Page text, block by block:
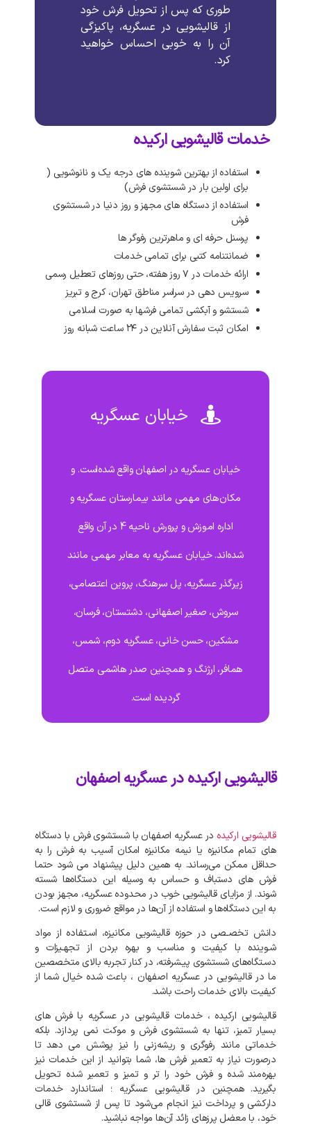
طوری که پس از تحویل فرش خود
از قالیشویی در عسگریه، پاکیزگی
آن را به خوبی احساس خواهید
کرد.
خدمات قالیشویی ارکیده
استفاده از بهترین شوینده های درجه یک و نانوشویی (
برای اولین بار در شستشوی فرش)
استفاده از دستگاه های مجهز و روز دنیا در شستشوی
فرش
پرسنل حرفه ای و ماهرترین رفوگر ها
ضمانتنامه کتبی برای تمامی خدمات
ارائه خدمات در ۷ روز هفته، حتی روزهای تعطیل رسمی
سرویس دهی در سراسر مناطق تهران، کرج و تبریز
شستشو و آبکشی تمامی فرشها به صورت اسلامی
امکان ثبت سفارش آنلاین در ۲۴ ساعت شبانه روز
خیابان عسگریه
خیابان عسگریه در اصفهان واقع شده‌است. و
مکان‌های مهمی مانند بیمارستان عسگریه و
اداره اموزش و پرورش ناحیه 4 در آن واقع
شده‌اند. خیابان عسگریه به معابر مهمی مانند
زیرگذر عسگریه، پل سرهنگ، پروین اعتصامی،
سروش، صغیر اصفهانی، دشتستان، فرسان،
مشکین، حسن خانی، عسگریه دوم، شمس،
همافر، ارژنگ و همچنین صدر هاشمی متصل
گردیده است.
قالیشویی ارکیده در عسگریه اصفهان
قالیشویی ارکیده در عسگریه اصفهان باشستشوی فرش با دستگاه‌
های تمام مکانیزه یا نیمه مکانیزه امکان آسیب به فرش را به
حداقل ممکن می‌رساند. به‌ همین دلیل پیشنهاد می‌ شود حتما
فرش‌ های دستباف و حساس به وسیله این دستگاه‌ها شسته
شوند. از مزایای قالیشویی خوب در محدوده عسگریه، مجهز بودن
به این دستگاه‌هاو استفاده ازآن‌ها در مواقع ضروری و لازم است.
دانش تخصـصی در حوزه قالیشویی مکانیزه، اسـتفاده از مواد
شـوینده با کیفیت و مناسب و بهره بردن از تجهـیزات و
دسـتگاه‌های شستشوی پیـشرفته، درکنارتجربه بالای متخصصین
ما در قالیشویی در عسگریه اصفهان ، باعث شده خیال شما از
کیفیت بالای خدمات راحت باشد.
قالیشویی ارکیده ، خدمات قالیشویی در عسگریه با فرش های
بسیار تمیز، تنها به شستشوی فرش و موکت نمی‌ پردازد. بلکه
خدماتی مانند رفوگری و ریشه‌زنی را نیز پوشش می‌ دهد تا
درصورت نیاز به تعمیر فرش‌ ها، شما بتوانید از این خدمات نیز
بهره‌مند شده و فرش خود را تر و تمیز و تعمیر شده تحویل
بگیرید.همچنین در قالیشویی عسگریه ؛ استاندارد خدمات
دارکشی و پرداخت نیز انجام می‌شود تا پس از شستشوی قالی
خود، با معضل پرزهای زائدآن‌ها مواجه نباشید.